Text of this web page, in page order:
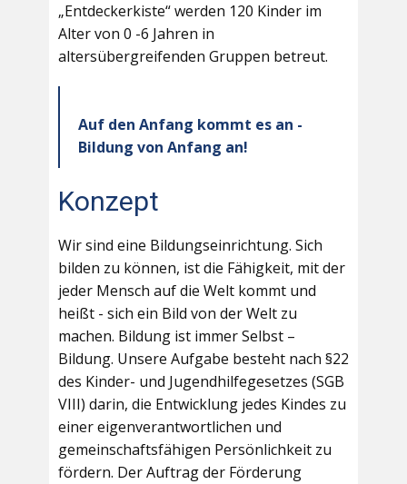
„Entdeckerkiste“ werden 120 Kinder im
Alter von 0 -6 Jahren in
altersübergreifenden Gruppen betreut.
Auf den Anfang kommt es an -
Bildung von Anfang an!
Konzept
Wir sind eine Bildungseinrichtung. Sich
bilden zu können, ist die Fähigkeit, mit der
jeder Mensch auf die Welt kommt und
heißt - sich ein Bild von der Welt zu
machen. Bildung ist immer Selbst –
Bildung. Unsere Aufgabe besteht nach §22
des Kinder- und Jugendhilfegesetzes (SGB
VIII) darin, die Entwicklung jedes Kindes zu
einer eigenverantwortlichen und
gemeinschaftsfähigen Persönlichkeit zu
fördern. Der Auftrag der Förderung